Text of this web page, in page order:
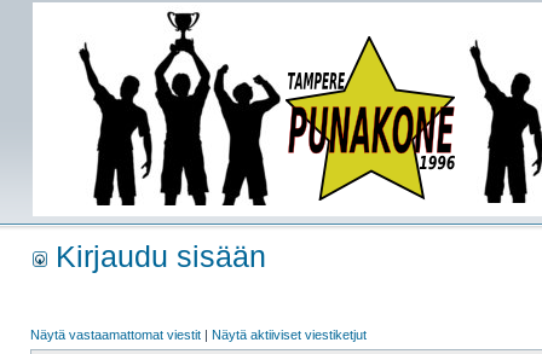
Kirjaudu sisään
Näytä vastaamattomat viestit | Näytä aktiiviset viestiketjut